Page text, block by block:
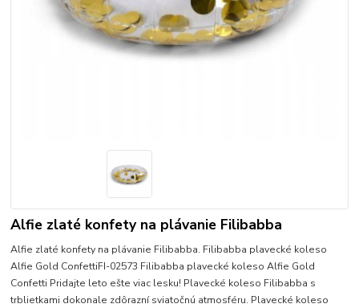
Alfie zlaté konfety na plávanie Filibabba
Alfie zlaté konfety na plávanie Filibabba. Filibabba plavecké koleso
Alfie Gold ConfettiFI-02573 Filibabba plavecké koleso Alfie Gold
Confetti Pridajte leto ešte viac lesku! Plavecké koleso Filibabba s
trblietkami dokonale zdôrazní sviatočnú atmosféru. Plavecké koleso